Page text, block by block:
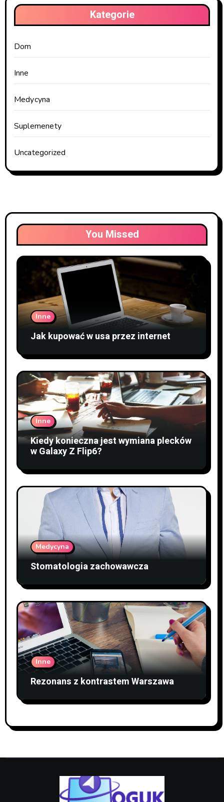
Kategorie
Dom
Inne
Medycyna
Suplemenety
Uncategorized
You Missed
Inne
Jak kupować w usa przez internet
Inne
Kiedy konieczna jest wymiana plecków
w Galaxy Z Flip6?
Medycyna
Stomatologia zachowawcza
Inne
Rezonans z kontrastem Warszawa